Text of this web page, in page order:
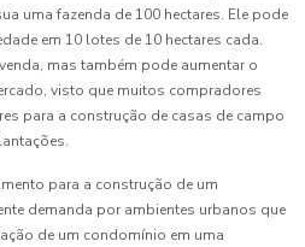
uma fazenda de 100 hectares. Ele pode
em 10 lotes de 10 hectares cada.
mas também pode aumentar o
visto que muitos compradores
para a construção de casas de campo
para a construção de um
demanda por ambientes urbanos que
de um condomínio em uma